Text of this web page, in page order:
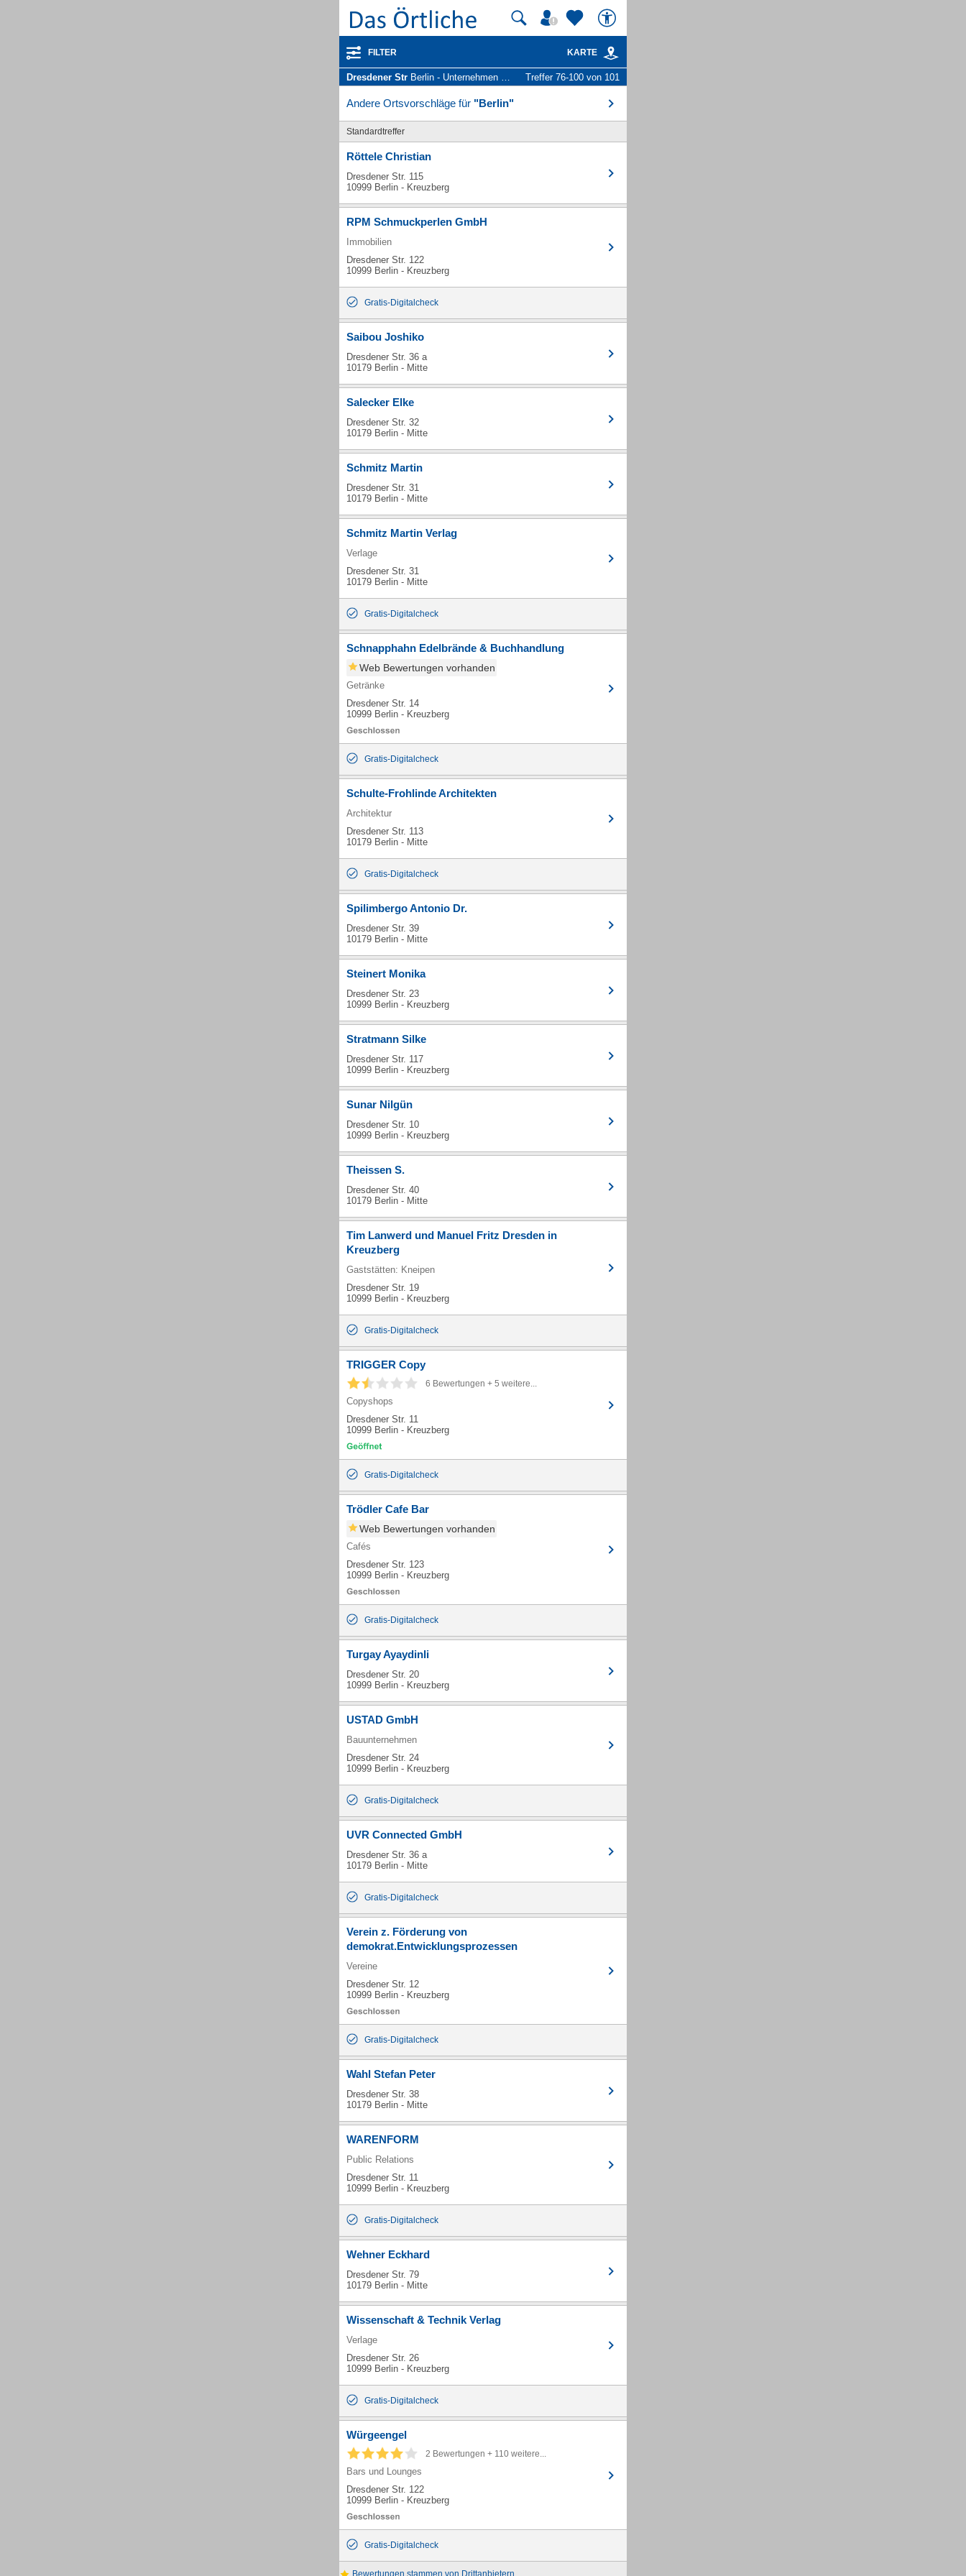
FILTER KARTE
Dresdener Str Berlin - Unternehmen und Personen Treffer 76-100 von 101
Andere Ortsvorschläge für "Berlin"
Standardtreffer
Röttele Christian
Dresdener Str. 115
10999 Berlin - Kreuzberg
RPM Schmuckperlen GmbH
Immobilien
Dresdener Str. 122
10999 Berlin - Kreuzberg
Gratis-Digitalcheck
Saibou Joshiko
Dresdener Str. 36 a
10179 Berlin - Mitte
Salecker Elke
Dresdener Str. 32
10179 Berlin - Mitte
Schmitz Martin
Dresdener Str. 31
10179 Berlin - Mitte
Schmitz Martin Verlag
Verlage
Dresdener Str. 31
10179 Berlin - Mitte
Gratis-Digitalcheck
Schnapphahn Edelbrände & Buchhandlung
Web Bewertungen vorhanden
Getränke
Dresdener Str. 14
10999 Berlin - Kreuzberg
Gratis-Digitalcheck
Schulte-Frohlinde Architekten
Architektur
Dresdener Str. 113
10179 Berlin - Mitte
Gratis-Digitalcheck
Spilimbergo Antonio Dr.
Dresdener Str. 39
10179 Berlin - Mitte
Steinert Monika
Dresdener Str. 23
10999 Berlin - Kreuzberg
Stratmann Silke
Dresdener Str. 117
10999 Berlin - Kreuzberg
Sunar Nilgün
Dresdener Str. 10
10999 Berlin - Kreuzberg
Theissen S.
Dresdener Str. 40
10179 Berlin - Mitte
Tim Lanwerd und Manuel Fritz Dresden in
Kreuzberg
Gaststätten: Kneipen
Dresdener Str. 19
10999 Berlin - Kreuzberg
Gratis-Digitalcheck
TRIGGER Copy
6 Bewertungen + 5 weitere...
Copyshops
Dresdener Str. 11
10999 Berlin - Kreuzberg
Gratis-Digitalcheck
Trödler Cafe Bar
Web Bewertungen vorhanden
Cafés
Dresdener Str. 123
10999 Berlin - Kreuzberg
Gratis-Digitalcheck
Turgay Ayaydinli
Dresdener Str. 20
10999 Berlin - Kreuzberg
USTAD GmbH
Bauunternehmen
Dresdener Str. 24
10999 Berlin - Kreuzberg
Gratis-Digitalcheck
UVR Connected GmbH
Dresdener Str. 36 a
10179 Berlin - Mitte
Gratis-Digitalcheck
Verein z. Förderung von
demokrat.Entwicklungsprozessen
Vereine
Dresdener Str. 12
10999 Berlin - Kreuzberg
Gratis-Digitalcheck
Wahl Stefan Peter
Dresdener Str. 38
10179 Berlin - Mitte
WARENFORM
Public Relations
Dresdener Str. 11
10999 Berlin - Kreuzberg
Gratis-Digitalcheck
Wehner Eckhard
Dresdener Str. 79
10179 Berlin - Mitte
Wissenschaft & Technik Verlag
Verlage
Dresdener Str. 26
10999 Berlin - Kreuzberg
Gratis-Digitalcheck
Würgeengel
2 Bewertungen + 110 weitere...
Bars und Lounges
Dresdener Str. 122
10999 Berlin - Kreuzberg
Gratis-Digitalcheck
Bewertungen stammen von Drittanbietern